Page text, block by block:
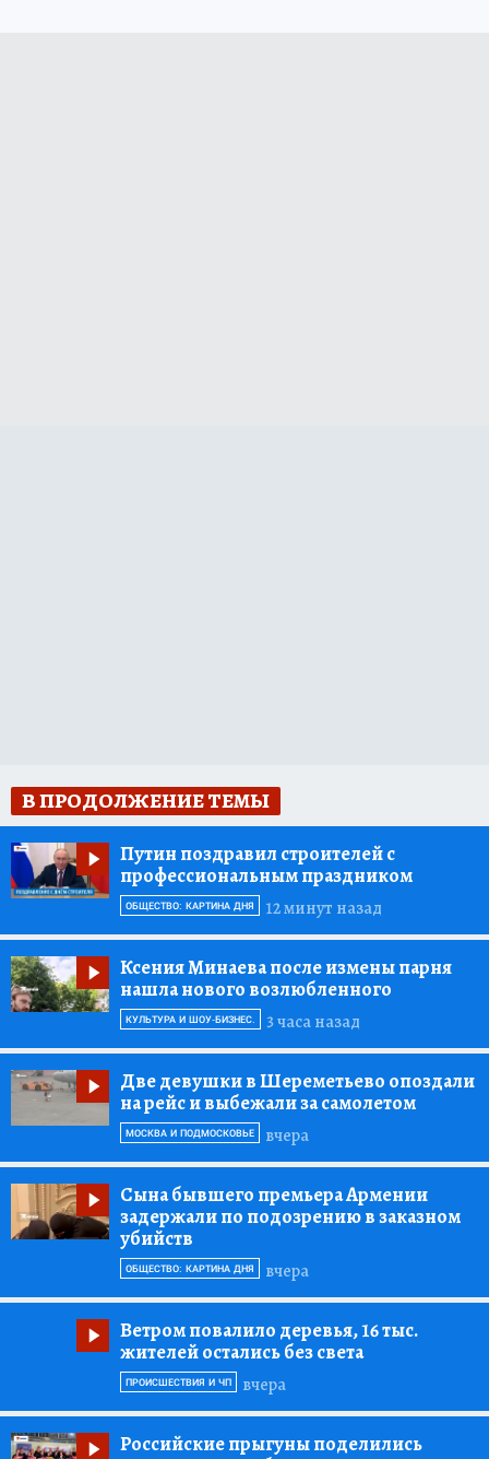
В ПРОДОЛЖЕНИЕ ТЕМЫ
Путин поздравил строителей с
профессиональным праздником
12 минут назад
ОБЩЕСТВО: КАРТИНА ДНЯ
Ксения Минаева после измены парня
нашла нового возлюбленного
3 часа назад
КУЛЬТУРА И ШОУ-БИЗНЕС.
Две девушки в Шереметьево опоздали
на рейс и выбежали за самолетом
вчера
МОСКВА И ПОДМОСКОВЬЕ
Сына бывшего премьера Армении
задержали по подозрению в заказном
убийств
вчера
ОБЩЕСТВО: КАРТИНА ДНЯ
Ветром повалило деревья, 16 тыс.
жителей остались без света
вчера
ПРОИСШЕСТВИЯ И ЧП
Российские прыгуны поделились